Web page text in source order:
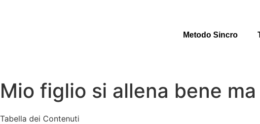
Metodo Sincro
Mio figlio si allena bene
Tabella dei Contenuti